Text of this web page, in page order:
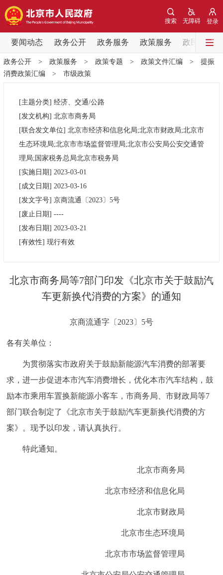
登录
无障碍
搜索
要闻动态 政务公开 政务服务 政策服务 政民互动
要闻动态
党中央精神 国务院信息 中央部委动态
各区热点
市领导
政务服务
个人服务 法人服务 部门服务
利企服务
中介服务
12345网上接诉即办 我要咨询 我要建议
参与调查 在线访谈
走进北京
视频北京
한국어 日本語
政务公开> 政策服务 > 政策专题 > 政策文件汇编 > 提振
消费政策汇编 > 市级政策
[主题分类] 经济、交通/公路
[发文机构] 北京市商务局
[联合发文单位] 北京市经济和信息化局;北京市财政局;北京市
生态环境局;北京市市场监督管理局;北京市公安局公安交通管
理局;国家税务总局北京市税务局
[实施日期] 2023-03-01
[成文日期] 2023-03-16
[发文字号] 京商流通 〔2023〕 5号
[废止日期] ----
[发布日期] 2023-03-21
[有效性] 现行有效
北京市商务局等7部门印发《北京市关于鼓励汽
车更新换代消费的方案》的通知
京商流通字〔2023〕5号
各有关单位：
为贯彻落实市政府关于鼓励新能源汽车消费的部署要
求，进一步促进本市汽车消费增长，优化本市汽车结构，鼓
励本市乘用车置换新能源小客车，市商务局、市财政局等7
部门联合制定了《北京市关于鼓励汽车更新换代消费的方
案》。现予以印发，请认真执行。
特此通知。
北京市商务局
北京市经济和信息化局
北京市财政局
北京市生态环境局
北京市市场监督管理局